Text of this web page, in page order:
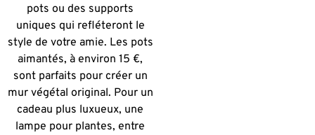
pots ou des supports
uniques qui refléteront le
style de votre amie. Les pots
aimantés, à environ 15 €,
sont parfaits pour créer un
mur végétal original. Pour un
cadeau plus luxueux, une
lampe pour plantes, entre